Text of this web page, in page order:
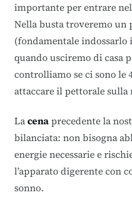
importante per entrare
Nella busta troveremo un
(fondamentale
quando usciremo di casa
controlliamo se ci sono le
attaccare il pettorale sulla
Lacenaprecedente la
bilanciata: non bisogna
energie necessarie e
l’apparato digerente con
sonno.